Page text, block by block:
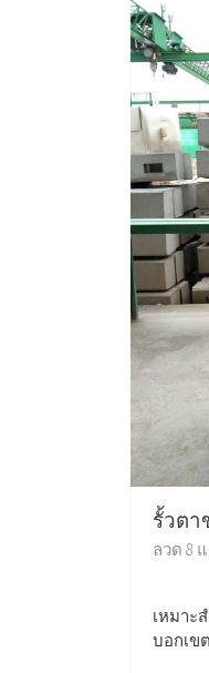
รั้วตา
ลวด 8
เหมาะ
บอกเข